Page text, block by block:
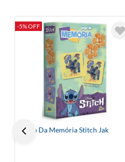
-5% OFF
Jogo Da Memória Stitch Jak